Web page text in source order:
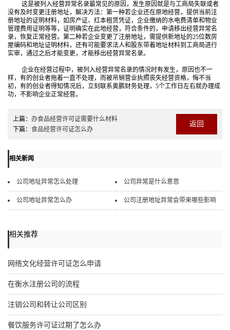
这是被列入经营异常名录最常见的原因，发生原因就是与工商局失联或者
没有及时变更注册地址，解决方法：第一种若企业还在原地经营，提供当前注
册地址的证明材料，如房产证、红本租赁凭证，企业缴纳的水电费清单和物业
管理费用证明等等，证明确实在此地经营，符合条件的，申请移出经营异常名
录，恢复正常经营。第二种若企业变更了注册地址，需提供新地址的25位数房
屋编码和地址证明材料，还有可能要求法人和股东带着地址材料到工商局进行
实审，通过之后才能变更，才能移出经营异常名录。
企业在经营过程中，被列入经营异常名录的情况时有发生，原因也不一
样，有的创业者拖着一直不处理，而被吊销营业执照丧失经营资格，悔不当
初，有的创业者得知情况后，立刻联系奥鹏财务处理，5个工作日左右就办理成
功，不影响企业正常经营。
上篇： 办食品经营许可证需要什么材料
下篇： 食品经营许可证怎么办
返回
相关新闻
公司地址异常怎么处理 公司异常是什么意思
公司地址异常怎么办 公司注册地址异常会带来哪些影响
相关推荐
网络文化经营许可证怎么申请
在衡水注册公司的流程
注销公司和转让公司区别
餐饮服务许可证过期了怎么办